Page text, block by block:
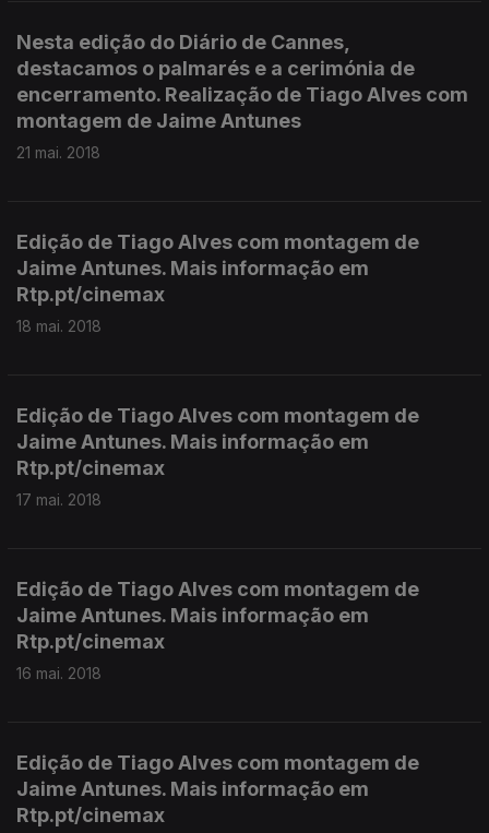
Nesta edição do Diário de Cannes,
destacamos o palmarés e a cerimónia de
encerramento. Realização de Tiago Alves com
montagem de Jaime Antunes
21 mai. 2018
Edição de Tiago Alves com montagem de
Jaime Antunes. Mais informação em
Rtp.pt/cinemax
18 mai. 2018
Edição de Tiago Alves com montagem de
Jaime Antunes. Mais informação em
Rtp.pt/cinemax
17 mai. 2018
Edição de Tiago Alves com montagem de
Jaime Antunes. Mais informação em
Rtp.pt/cinemax
16 mai. 2018
Edição de Tiago Alves com montagem de
Jaime Antunes. Mais informação em
Rtp.pt/cinemax